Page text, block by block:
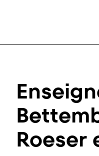
Roeser